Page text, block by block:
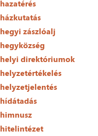
hazatérés
házkutatás
hegyi zászlóalj
hegyközség
helyi direktóriumok
helyzetértékelés
helyzetjelentés
hídátadás
himnusz
hitelintézet